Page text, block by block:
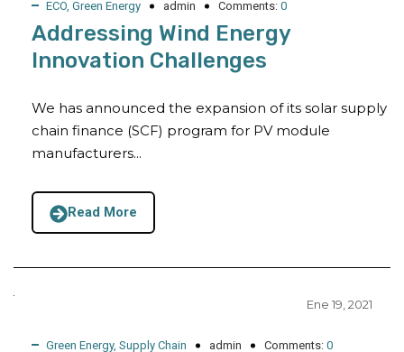
ECO, Green Energy admin Comments: 0
Addressing Wind Energy
Innovation Challenges
We has announced the expansion of its solar supply
chain finance (SCF) program for PV module
manufacturers...
Read More
Ene 19, 2021
Green Energy, Supply Chain admin Comments: 0